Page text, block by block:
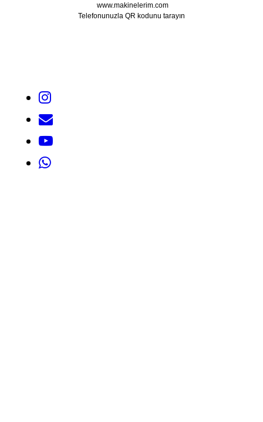
www.makinelerim.com
Telefonunuzla QR kodunu tarayın